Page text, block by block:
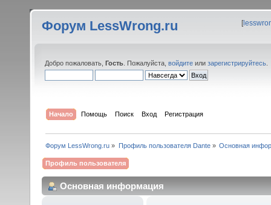
Форум LessWrong.ru [
Добро пожаловать, Гость . Пожалуйста, войдите или зарегистрируйтесь
Начало Помощь Поиск Вход Регистрация
Форум LessWrong.ru » Профиль пользователя Dante» Основная
Профиль пользователя
Основная информация